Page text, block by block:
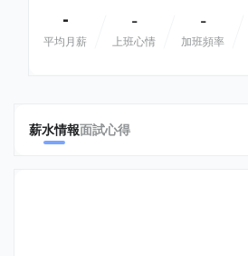
-
平均月薪
-
上班心情
-
加班頻率
薪水情報面試心得